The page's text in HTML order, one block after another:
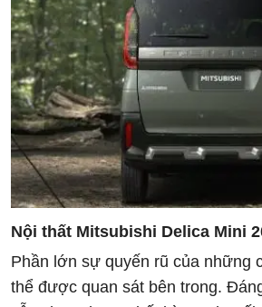
Nội thất Mitsubishi Delica Mini
Phần lớn sự quyến rũ của những
thể được quan sát bên trong.